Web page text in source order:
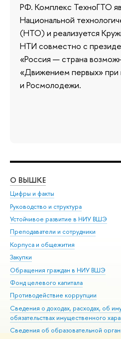
РФ. Комплекс ТехноГТО
Национальной
(НТО) и реализуется
НТИ совместно с
«Россия — страна
«Движением первых»
и Росмолодежи.
О ВЫШКЕ
Цифры и факты
Руководство и структура
Устойчивое развитие в НИУ ВШЭ
Преподаватели и сотрудники
Корпуса и общежития
Закупки
Обращения граждан в НИУ ВШЭ
Фонд целевого капитала
Противодействие коррупции
Сведения о доходах, расходах, об
обязательствах имущественного
Сведения об образовательной